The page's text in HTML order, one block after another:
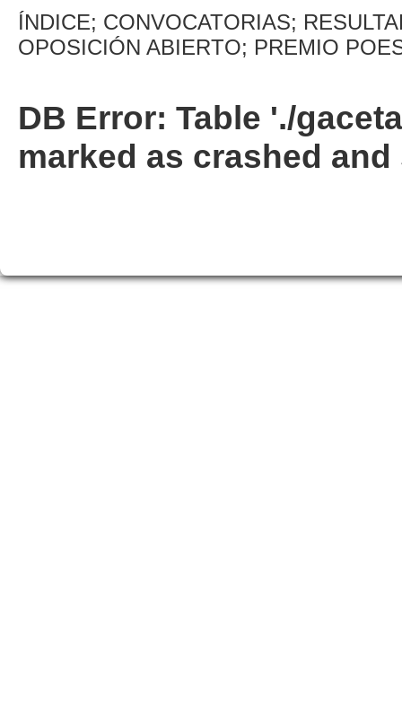
ÍNDICE; CONVOCATORIAS;
OPOSICIÓN ABIERTO; PREMIO
DB Error: Table './
marked as crashed